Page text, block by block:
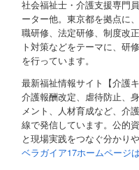
社会福祉士・介護支援専門
ーター他。東京都を拠点に
職研修、法定研修、制度改
ト対策などをテーマに、研
を行っています。
最新福祉情報サイト【介護
介護報酬改定、虐待防止、
メント、人材育成など、介
線で発信しています。公的
と現場実践をつなぐ分かり
ベラガイア17ホームページ